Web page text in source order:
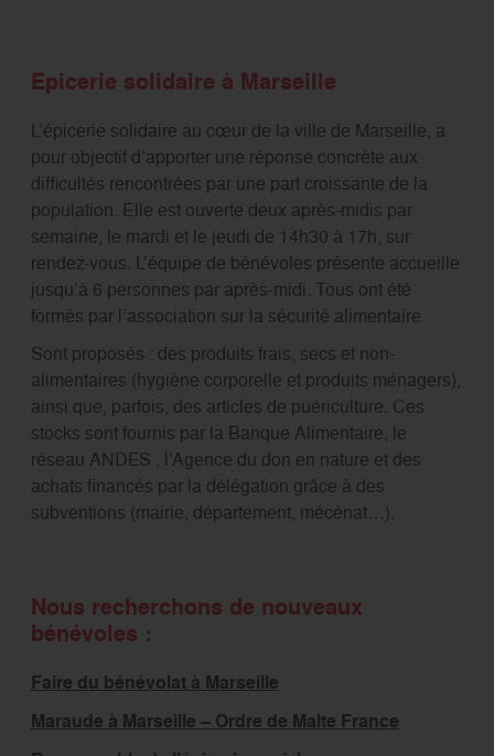
Epicerie solidaire à Marseille
L’épicerie solidaire au cœur de la ville de Marseille, a
pour objectif d’apporter une réponse concrète aux
difficultés rencontrées par une part croissante de la
population. Elle est ouverte deux après-midis par
semaine, le mardi et le jeudi de 14h30 à 17h, sur
rendez-vous. L’équipe de bénévoles présente accueille
jusqu’à 6 personnes par après-midi. Tous ont été
formés par l’association sur la sécurité alimentaire.
Sont proposés : des produits frais, secs et non-
alimentaires (hygiène corporelle et produits ménagers),
ainsi que, parfois, des articles de puériculture. Ces
stocks sont fournis par la Banque Alimentaire, le
réseau ANDES , l’Agence du don en nature et des
achats financés par la délégation grâce à des
subventions (mairie, département, mécénat…).
Nous recherchons de nouveaux
bénévoles :
Faire du bénévolat à Marseille
Maraude à Marseille – Ordre de Malte France